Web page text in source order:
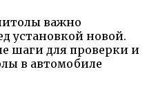
важно
установкой новой.
шаги для проверки и
в автомобиле